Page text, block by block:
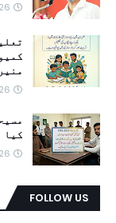
کیا
FOLLOW US